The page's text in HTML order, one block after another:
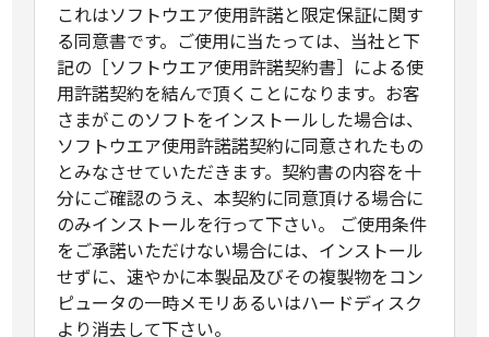
これはソフトウエア使用許諾と限定保証に関す
る同意書です。ご使用に当たっては、当社と下
記の［ソフトウエア使用許諾契約書］による使
用許諾契約を結んで頂くことになります。お客
さまがこのソフトをインストールした場合は、
ソフトウエア使用許諾諾契約に同意されたもの
とみなさせていただきます。契約書の内容を十
分にご確認のうえ、本契約に同意頂ける場合に
のみインストールを行って下さい。 ご使用条件
をご承諾いただけない場合には、インストール
せずに、速やかに本製品及びその複製物をコン
ピュータの一時メモリあるいはハードディスク
より消去して下さい。